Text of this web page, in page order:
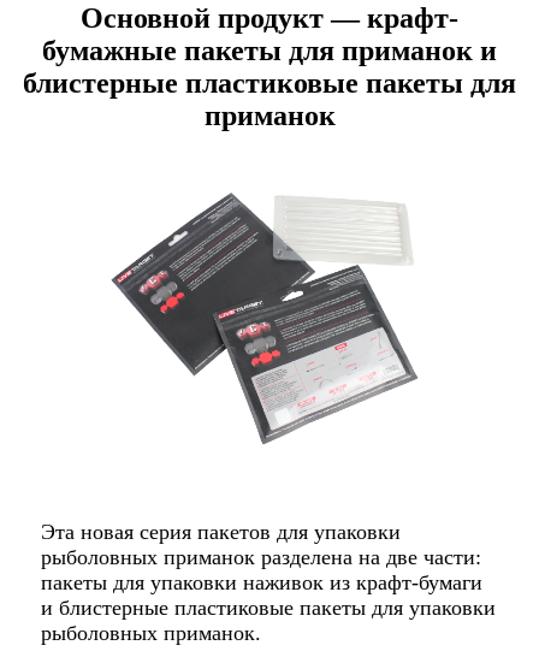
Основной продукт — крафт-
бумажные пакеты для приманок и
блистерные пластиковые пакеты для
приманок
Эта новая серия пакетов для упаковки
рыболовных приманок разделена на две части:
пакеты для упаковки наживок из крафт-бумаги
и блистерные пластиковые пакеты для упаковки
рыболовных приманок.